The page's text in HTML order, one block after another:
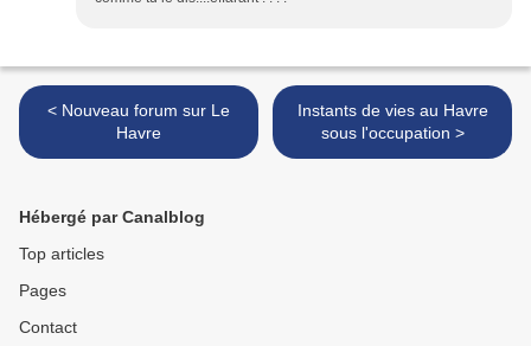
< Nouveau forum sur Le
Havre
Instants de vies au Havre
sous l'occupation >
Hébergé par Canalblog
Top articles
Pages
Contact